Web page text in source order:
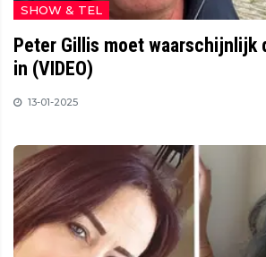
SHOW & TEL
Peter Gillis moet waarschijnlijk
in (VIDEO)
13-01-2025